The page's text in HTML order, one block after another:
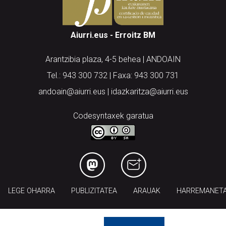
Aiurri.eus - Erroitz BM
Arantzibia plaza, 4-5 behea | ANDOAIN
Tel.: 943 300 732 | Faxa: 943 300 731
andoain@aiurri.eus | idazkaritza@aiurri.eus
Codesyntaxek garatua
LEGE OHARRA PUBLIZITATEA ARAUAK